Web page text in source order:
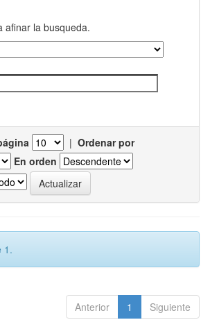
afinar la busqueda.
| Ordenar por
En orden
1.
Anterior 1 Siguiente